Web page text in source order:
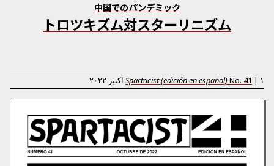
中国でのパンデミック
トロツキズム対スターリニズム
Spartacist (edición en español)No. 41 | ۱ اکتبر ۲۰۲۲